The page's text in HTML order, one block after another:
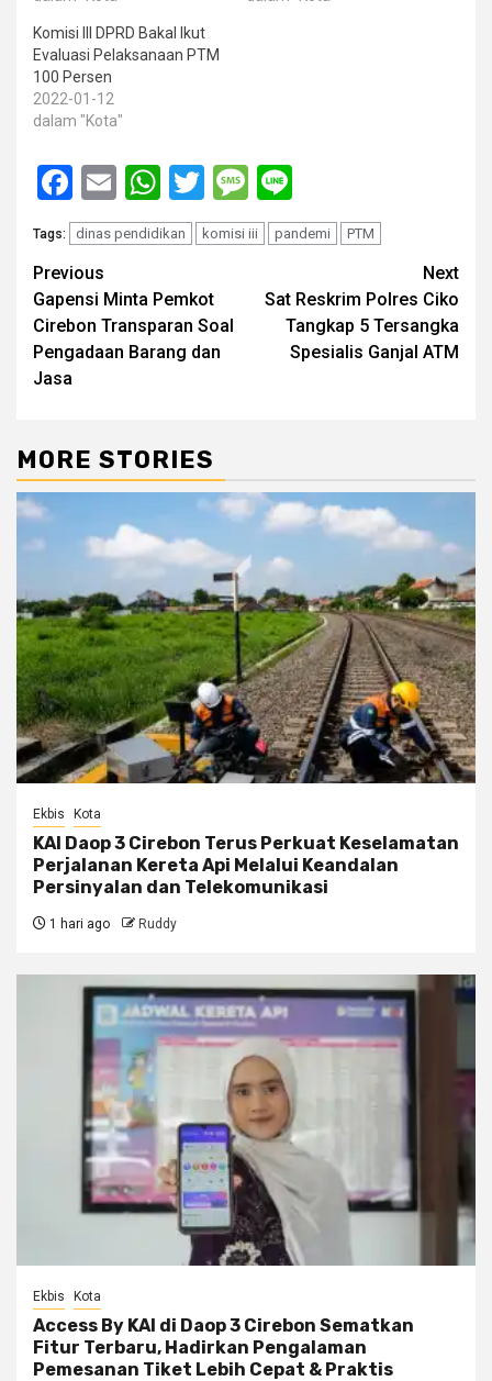
Komisi III DPRD Bakal Ikut
Evaluasi Pelaksanaan PTM
100 Persen
2022-01-12
dalam "Kota"
Facebook
EmailWhatsApp
TwitterMessage
Tags: dinas pendidikan komisi iii pandemi PTM
Post
navigation
Previous
Gapensi Minta Pemkot
Cirebon Transparan Soal
Pengadaan Barang dan
Jasa
Next
Sat Reskrim Polres Ciko
Tangkap 5 Tersangka
Spesialis Ganjal ATM
MORE STORIES
Ekbis Kota
KAI Daop 3 Cirebon Terus Perkuat Keselamatan
Perjalanan Kereta Api Melalui Keandalan
Persinyalan dan Telekomunikasi
1 hari ago Ruddy
Ekbis Kota
Access By KAI di Daop 3 Cirebon Sematkan
Fitur Terbaru, Hadirkan Pengalaman
Pemesanan Tiket Lebih Cepat & Praktis